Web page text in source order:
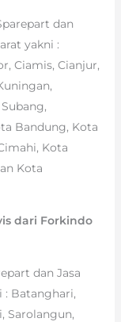
dan
yakni :
Ciamis, Cianjur,
Bandung, Kota
Kota
Kota
dari Forkindo
dan Jasa
: Batanghari,
Sarolangun,